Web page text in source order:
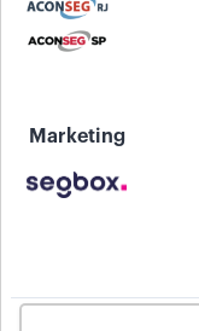
Marketing